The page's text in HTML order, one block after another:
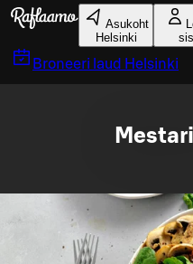
Liigu peamise sisu juurde
Asukoht
Helsinki
Broneeri laud Helsinki